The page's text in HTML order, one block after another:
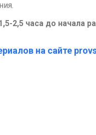
2,5 часа до начала
на сайте